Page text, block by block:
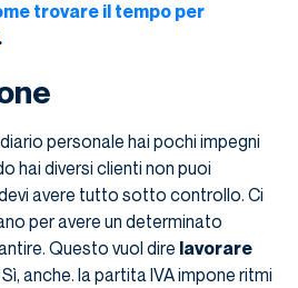
trovare il tempo per
.
personale hai pochi impegni
hai diversi clienti non puoi
avere tutto sotto controllo. Ci
per avere un determinato
Questo vuol dire lavorare
anche. la partita IVA impone ritmi